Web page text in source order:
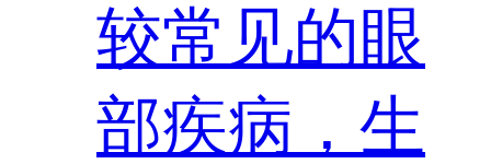
较常见的眼
部疾病，生